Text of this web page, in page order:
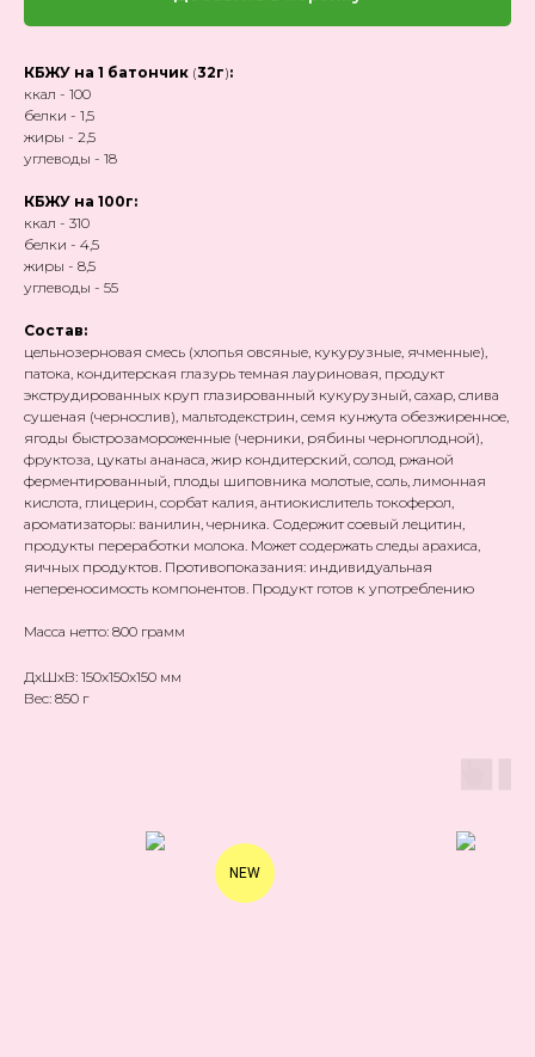
КБЖУ на 1 батончик (32г):
ккал - 100
белки - 1,5
жиры - 2,5
углеводы - 18
КБЖУ на 100г:
ккал - 310
белки - 4,5
жиры - 8,5
углеводы - 55
Состав:
цельнозерновая смесь (хлопья овсяные, кукурузные, ячменные),
патока, кондитерская глазурь темная лауриновая, продукт
экструдированных круп глазированный кукурузный, сахар, слива
сушеная (чернослив), мальтодекстрин, семя кунжута обезжиренное,
ягоды быстрозамороженные (черники, рябины черноплодной),
фруктоза, цукаты ананаса, жир кондитерский, солод ржаной
ферментированный, плоды шиповника молотые, соль, лимонная
кислота, глицерин, сорбат калия, антиокислитель токоферол,
ароматизаторы: ванилин, черника. Содержит соевый лецитин,
продукты переработки молока. Может содержать следы арахиса,
яичных продуктов. Противопоказания: индивидуальная
непереносимость компонентов. Продукт готов к употреблению
Масса нетто: 800 грамм
ДxШxВ: 150x150x150 мм
Вес: 850 г
NEW